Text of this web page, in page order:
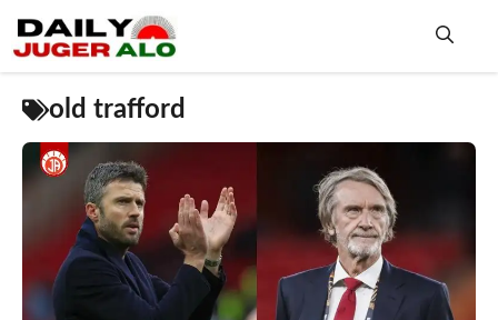
content
old trafford